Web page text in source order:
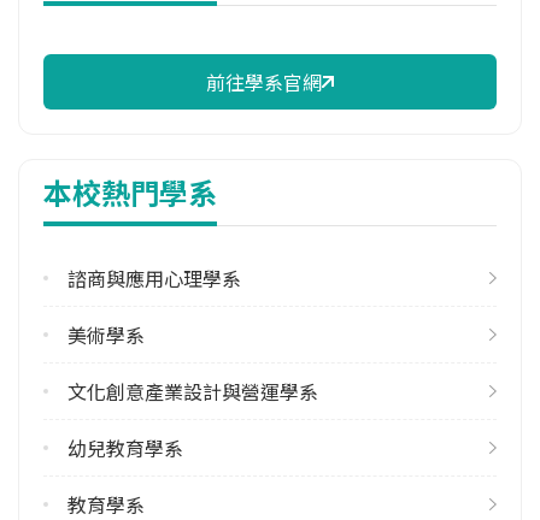
114年註冊率
113學年度上學期
113學年度下學期
7
學系電話
臺中市西區民生路140號
前往學系官網
本校熱門學系
諮商與應用心理學系
美術學系
文化創意產業設計與營運學系
幼兒教育學系
教育學系